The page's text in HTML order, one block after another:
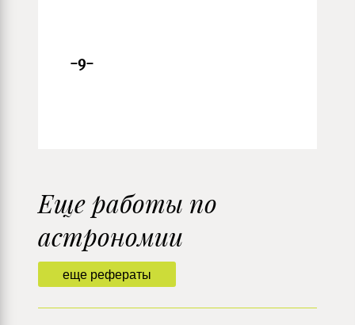
-9-
еще рефераты
Еще работы по
астрономии